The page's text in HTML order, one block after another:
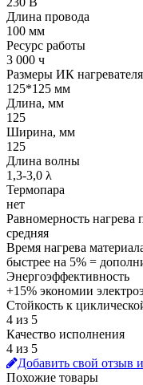
Длина провода
100 мм
Ресурс работы
3 000 ч
Размеры ИК нагревателя
125*125 мм
Длина, мм
125
Ширина, мм
125
Длина волны
1,3-3,0 λ
Термопара
нет
Равномерность нагрева
средняя
Время нагрева
быстрее на 5% =
Энергоэффективность
+15% экономии
Стойкость к
4 из 5
Качество исполнения
4 из 5
Добавить свой отзыв
Похожие товары